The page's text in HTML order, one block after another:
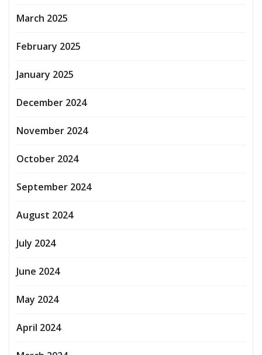
March 2025
February 2025
January 2025
December 2024
November 2024
October 2024
September 2024
August 2024
July 2024
June 2024
May 2024
April 2024